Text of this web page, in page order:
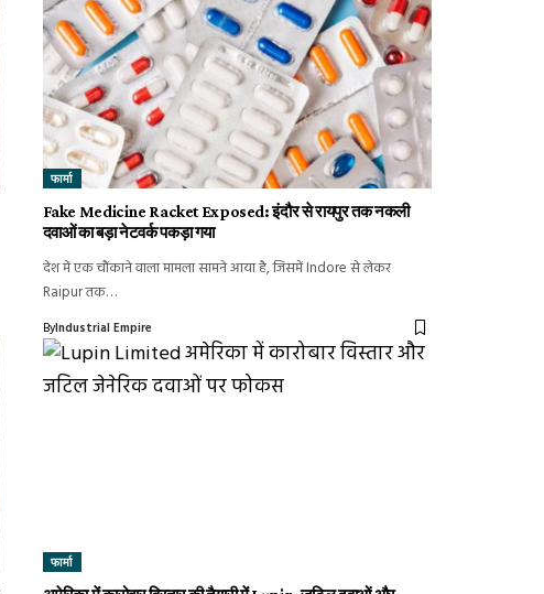
फार्मा
Fake Medicine Racket Exposed: इंदौर से रायपुर तक नकली
दवाओं का बड़ा नेटवर्क पकड़ा गया
देश में एक चौंकाने वाला मामला सामने आया है, जिसमें Indore से लेकर
Raipur तक…
ByIndustrial Empire
फार्मा